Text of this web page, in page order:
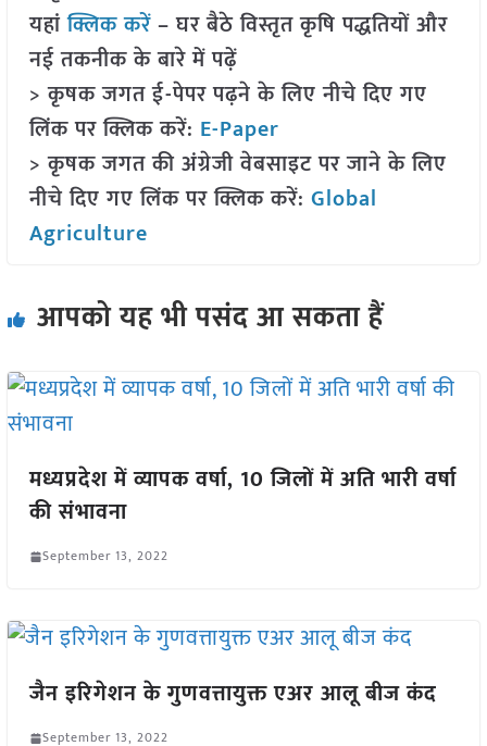
यहांक्लिक करें– घर बैठे विस्तृत कृषि पद्धतियों और
नई तकनीक के बारे में पढ़ें
> कृषक जगत ई-पेपर पढ़ने के लिए नीचे दिए गए
लिंक पर क्लिक करें: E-Paper
> कृषक जगत की अंग्रेजी वेबसाइट पर जाने के लिए
नीचे दिए गए लिंक पर क्लिक करें: Global
Agriculture
आपको यह भी पसंद आ सकता हैं
मध्यप्रदेश में व्यापक वर्षा, 10 जिलों में अति भारी वर्षा
की संभावना
September 13, 2022
जैन इरिगेशन के गुणवत्तायुक्त एअर आलू बीज कंद
September 13, 2022